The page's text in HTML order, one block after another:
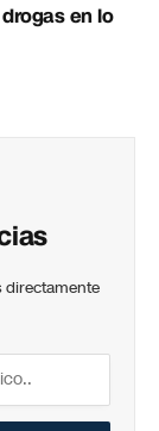
en lo
directamente